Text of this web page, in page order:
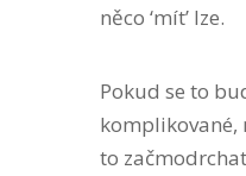
něco ‘mít’ lze.
Pokud se to
komplikované,
to